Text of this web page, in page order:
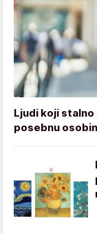
Ljudi koji
posebnu